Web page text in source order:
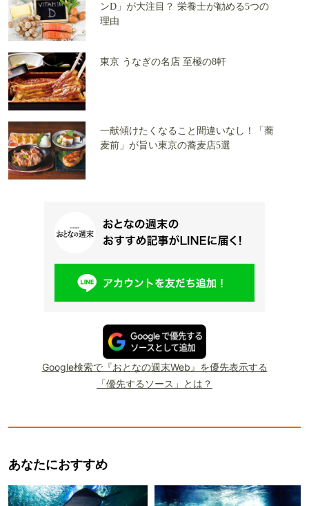
ンD」が大注目？ 栄養士が勧める5つの
理由
東京 うなぎの名店 至極の8軒
一献傾けたくなること間違いなし！「蕎
麦前」が旨い東京の蕎麦店5選
Google検索で『おとなの週末Web』を優先表示する
「優先するソース」とは？
あなたにおすすめ